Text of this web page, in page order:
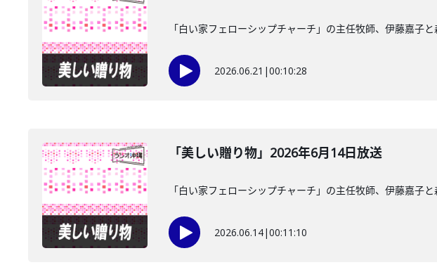
「白い家フェローシップチャーチ」の主任牧師、伊藤嘉子
2026.06.21 |00:10:28
「美しい贈り物」2026年6月14日放送
「白い家フェローシップチャーチ」の主任牧師、伊藤嘉子
2026.06.14|00:11:10